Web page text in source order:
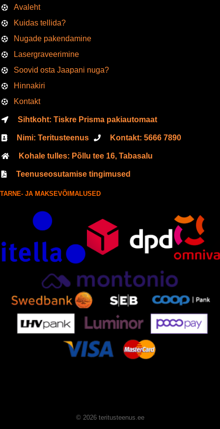
Avaleht
Kuidas tellida?
Nugade pakendamine
Lasergraveerimine
Soovid osta Jaapani nuga?
Hinnakiri
Kontakt
Sihtkoht: Tiskre Prisma pakiautomaat
Nimi: Teritusteenus Kontakt: 5666 7890
Kohale tulles: Põllu tee 16, Tabasalu
Teenuseosutamise tingimused
TARNE- JA MAKSEVÕIMALUSED
© 2026 teritusteenus.ee